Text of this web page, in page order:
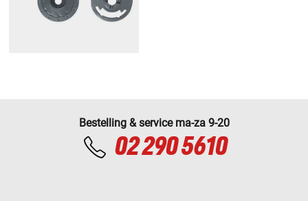
Bestelling & service ma-za 9-20
02 290 5610